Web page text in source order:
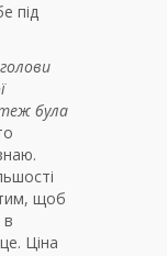
під
голови
була
щоб
Ціна